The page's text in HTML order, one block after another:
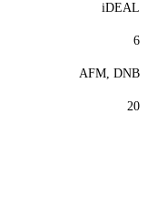
iDEAL
6
AFM, DNB
20